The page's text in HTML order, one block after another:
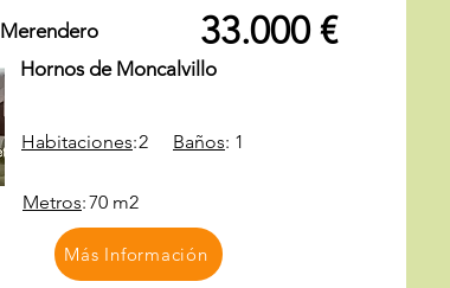
33.000 €
Merendero
Hornos de Moncalvillo
Habitaciones:2 Baños: 1
Metros:70 m2
Más Información